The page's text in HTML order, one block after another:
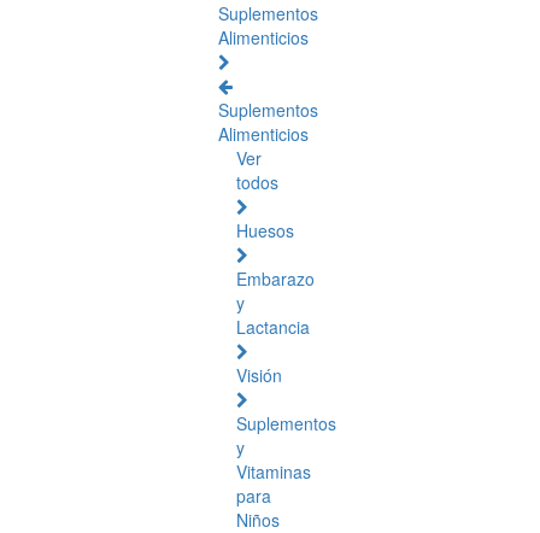
Suplementos
Alimenticios
Suplementos
Alimenticios
Ver
todos
Huesos
Embarazo
y
Lactancia
Visión
Suplementos
y
Vitaminas
para
Niños